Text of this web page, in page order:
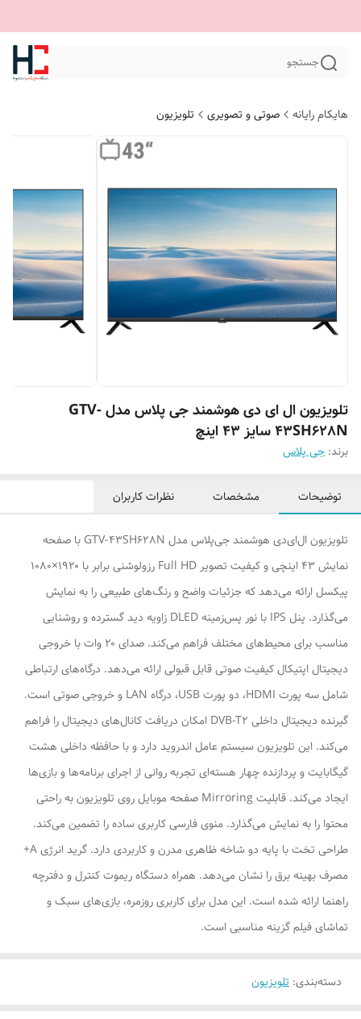
جستجو
هایکام رایانه صوتی و تصویری تلویزیون
تلویزیون ال ای دی هوشمند جی پلاس مدل GTV-
43SH628N سایز 43 اینچ
برند: جی پلاس
توضیحات مشخصات نظرات کاربران
تلویزیون ال‌ای‌دی هوشمند جی‌پلاس مدل GTV-43SH628N با صفحه
نمایش ۴۳ اینچی و کیفیت تصویر Full HD رزولوشنی برابر با ۱۹۲۰×۱۰۸۰
پیکسل ارائه می‌دهد که جزئیات واضح و رنگ‌های طبیعی را به نمایش
می‌گذارد. پنل IPS با نور پس‌زمینه DLED زاویه دید گسترده و روشنایی
مناسب برای محیط‌های مختلف فراهم می‌کند. صدای ۲۰ وات با خروجی
دیجیتال اپتیکال کیفیت صوتی قابل قبولی ارائه می‌دهد. درگاه‌های ارتباطی
شامل سه پورت HDMI، دو پورت USB، درگاه LAN و خروجی صوتی است.
گیرنده دیجیتال داخلی DVB-T2 امکان دریافت کانال‌های دیجیتال را فراهم
می‌کند. این تلویزیون سیستم عامل اندروید دارد و با حافظه داخلی هشت
گیگابایت و پردازنده چهار هسته‌ای تجربه روانی از اجرای برنامه‌ها و بازی‌ها
ایجاد می‌کند. قابلیت Mirroring صفحه موبایل روی تلویزیون به راحتی
محتوا را به نمایش می‌گذارد. منوی فارسی کاربری ساده را تضمین می‌کند.
طراحی تخت با پایه دو شاخه ظاهری مدرن و کاربردی دارد. گرید انرژی A+
مصرف بهینه برق را نشان می‌دهد. همراه دستگاه ریموت کنترل و دفترچه
راهنما ارائه شده است. این مدل برای کاربری روزمره، بازی‌های سبک و
تماشای فیلم گزینه مناسبی است.
دسته‌بندی: تلویزیون